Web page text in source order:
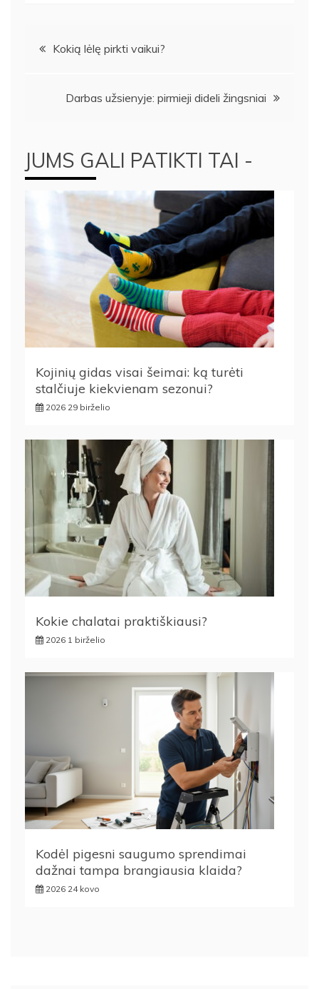
Navigacija
Kokią lėlę pirkti vaikui?
Darbas užsienyje: pirmieji dideli žingsniai
JUMS GALI PATIKTI TAI -
Kojinių gidas visai šeimai: ką turėti
stalčiuje kiekvienam sezonui?
2026 29 birželio
Kokie chalatai praktiškiausi?
2026 1 birželio
Kodėl pigesni saugumo sprendimai
dažnai tampa brangiausia klaida?
2026 24 kovo